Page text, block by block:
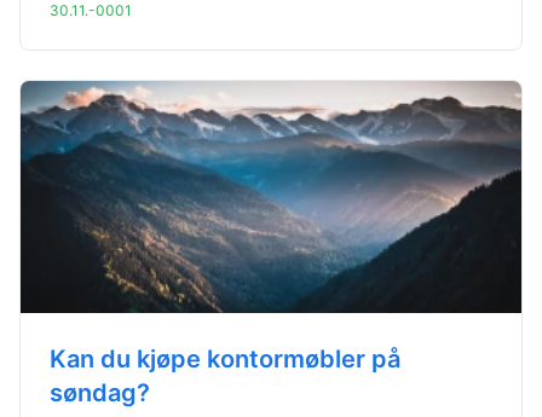
30.11.-0001
Kan du kjøpe kontormøbler på
søndag?